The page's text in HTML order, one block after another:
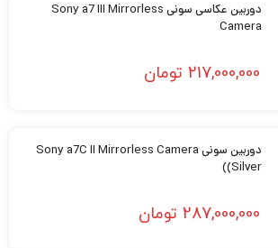
دوربین عکاسی سونی Sony a7 III Mirrorless
Camera
217,000,000 تومان
دوربین سونی Sony a7C II Mirrorless Camera
(Silver)
287,000,000 تومان